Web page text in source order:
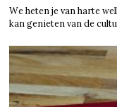
We heten je van harte
kan genieten van de